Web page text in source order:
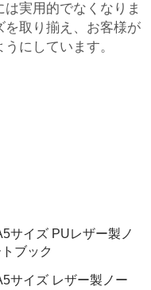
実用的でなくなりま
取り揃え、お客様が
にしています。
サイズ PUレザー製ノ
ブック
サイズ レザー製ノー